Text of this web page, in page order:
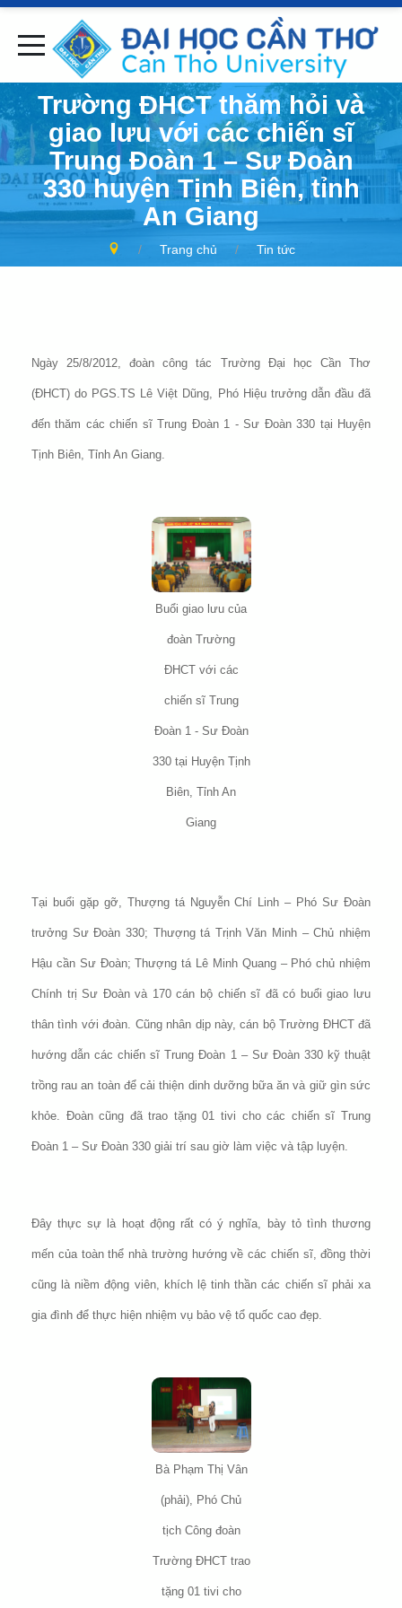
Trường ĐHCT thăm hỏi và
giao lưu với các chiến sĩ
Trung Đoàn 1 – Sư Đoàn
330 huyện Tịnh Biên, tỉnh
An Giang
Trang chủ Tin tức
Ngày 25/8/2012, đoàn công tác Trường Đại học Cần Thơ
(ĐHCT) do PGS.TS Lê Việt Dũng, Phó Hiệu trưởng dẫn đầu đã
đến thăm các chiến sĩ Trung Đoàn 1 - Sư Đoàn 330 tại Huyện
Tịnh Biên, Tỉnh An Giang.
Buổi giao lưu của
đoàn Trường
ĐHCT với các
chiến sĩ Trung
Đoàn 1 - Sư Đoàn
330 tại Huyện Tịnh
Biên, Tỉnh An
Giang
Tại buổi gặp gỡ, Thượng tá Nguyễn Chí Linh – Phó Sư Đoàn
trưởng Sư Đoàn 330; Thượng tá Trịnh Văn Minh – Chủ nhiệm
Hậu cần Sư Đoàn; Thượng tá Lê Minh Quang – Phó chủ nhiệm
Chính trị Sư Đoàn và 170 cán bộ chiến sĩ đã có buổi giao lưu
thân tình với đoàn. Cũng nhân dịp này, cán bộ Trường ĐHCT đã
hướng dẫn các chiến sĩ Trung Đoàn 1 – Sư Đoàn 330 kỹ thuật
trồng rau an toàn để cải thiện dinh dưỡng bữa ăn và giữ gìn sức
khỏe. Đoàn cũng đã trao tặng 01 tivi cho các chiến sĩ Trung
Đoàn 1 – Sư Đoàn 330 giải trí sau giờ làm việc và tập luyện.
Đây thực sự là hoạt động rất có ý nghĩa, bày tỏ tình thương
mến của toàn thể nhà trường hướng về các chiến sĩ, đồng thời
cũng là niềm động viên, khích lệ tinh thần các chiến sĩ phải xa
gia đình để thực hiện nhiệm vụ bảo vệ tổ quốc cao đẹp.
Bà Phạm Thị Vân
(phải), Phó Chủ
tịch Công đoàn
Trường ĐHCT trao
tặng 01 tivi cho